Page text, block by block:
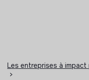
Les entreprises à
>